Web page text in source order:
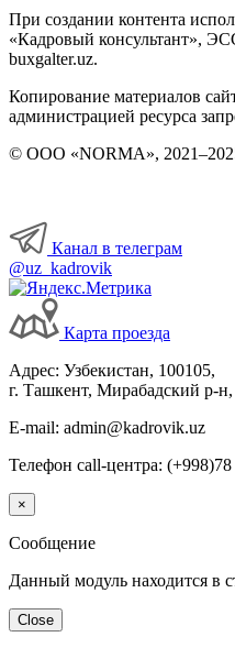
При создании контента
«Кадровый консультант»,
buxgalter.uz.
Копирование материалов
администрацией ресурса
© ООО «NORMA»,
Канал в телеграм
@uz_kadrovik
Карта проезда
Адрес: Узбекистан, 100105,
г. Ташкент, Мирабадский р-
E-mail: admin@kadrovik.uz
Телефон call-центра: (+998)78
×
Сообщение
Данный модуль находится в
Close